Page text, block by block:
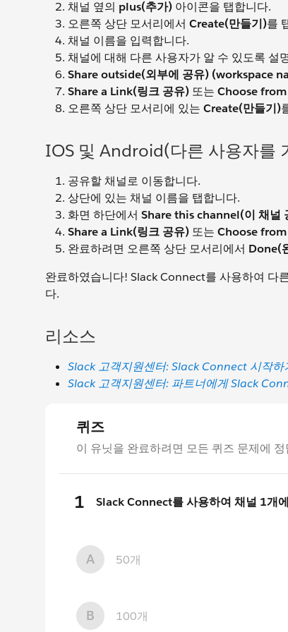
채널 옆의 plus(추가) 아이콘을 탭합니다.
오른쪽 상단 모서리에서 Create(만들기)를
채널 이름을 입력합니다.
채널에 대해 다른 사용자가 알 수 있도록 설
Share outside(외부에 공유) (workspace
Share a Link(링크 공유) 또는 Choose
오른쪽 상단 모서리에 있는 Create(만들기)
IOS 및 Android(다른 사용자를
공유할 채널로 이동합니다.
상단에 있는 채널 이름을 탭합니다.
화면 하단에서 Share this channel(이 채널
Share a Link(링크 공유) 또는 Choose
완료하려면 오른쪽 상단 모서리에서 Done(
완료하였습니다! Slack Connect를 사용하여 다
다.
리소스
Slack 고객지원센터: Slack Connect 시작하
Slack 고객지원센터: 파트너에게 Slack